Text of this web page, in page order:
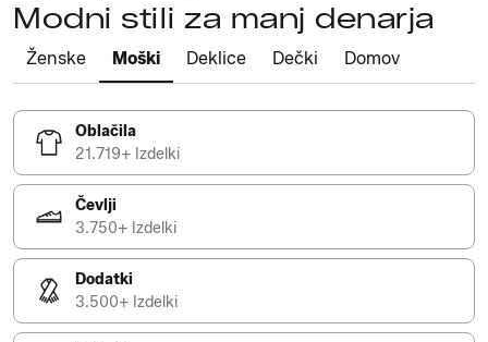
Modni stili za manj denarja
Ženske Moški Deklice Dečki Domov
Oblačila
21.719+ Izdelki
Čevlji
3.750+ Izdelki
Dodatki
3.500+ Izdelki